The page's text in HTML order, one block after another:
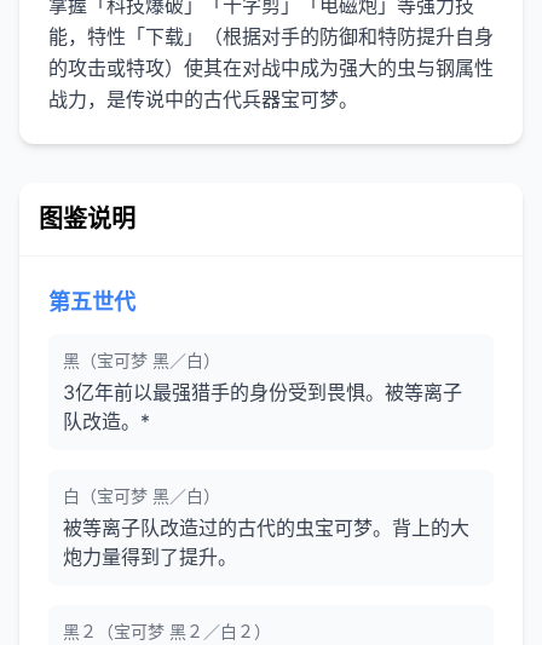
掌握「科技爆破」「十字剪」「电磁炮」等强力技
能，特性「下载」（根据对手的防御和特防提升自身
的攻击或特攻）使其在对战中成为强大的虫与钢属性
战力，是传说中的古代兵器宝可梦。
图鉴说明
第五世代
黑（宝可梦 黑／白）
3亿年前以最强猎手的身份受到畏惧。被等离子
队改造。*
白（宝可梦 黑／白）
被等离子队改造过的古代的虫宝可梦。背上的大
炮力量得到了提升。
黑２（宝可梦 黑２／白２）